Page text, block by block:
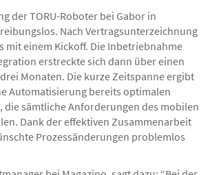
der TORU-Roboter bei Gabor in
Nach Vertragsunterzeichnung
mit einem Kickoff. Die Inbetriebnahme
erstreckte sich dann über einen
Monaten. Die kurze Zeitspanne ergibt
Automatisierung bereits optimalen
die sämtliche Anforderungen des mobilen
Dank der effektiven Zusammenarbeit
Prozessänderungen problemlos